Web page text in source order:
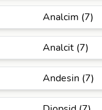
Analcim (7)
Analcit (7)
Andesin (7)